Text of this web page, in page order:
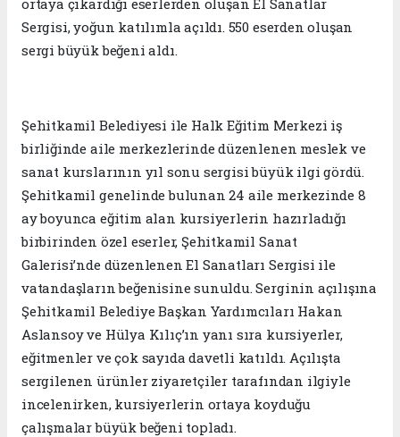
Sergisi, yoğun katılımla açıldı. 550 eserden oluşan
sergi büyük beğeni aldı.
Şehitkamil Belediyesi ile Halk Eğitim Merkezi iş
birliğinde aile merkezlerinde düzenlenen meslek ve
sanat kurslarının yıl sonu sergisi büyük ilgi gördü.
Şehitkamil genelinde bulunan 24 aile merkezinde 8
ay boyunca eğitim alan kursiyerlerin hazırladığı
birbirinden özel eserler, Şehitkamil Sanat
Galerisi’nde düzenlenen El Sanatları Sergisi ile
vatandaşların beğenisine sunuldu. Serginin açılışına
Şehitkamil Belediye Başkan Yardımcıları Hakan
Aslansoy ve Hülya Kılıç’ın yanı sıra kursiyerler,
eğitmenler ve çok sayıda davetli katıldı. Açılışta
sergilenen ürünler ziyaretçiler tarafından ilgiyle
incelenirken, kursiyerlerin ortaya koyduğu
çalışmalar büyük beğeni topladı.